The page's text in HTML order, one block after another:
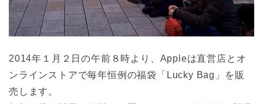
2014年１月２日の午前８時より、Appleは直営店とオ
ンラインストアで毎年恒例の福袋「Lucky Bag」を販
売します。